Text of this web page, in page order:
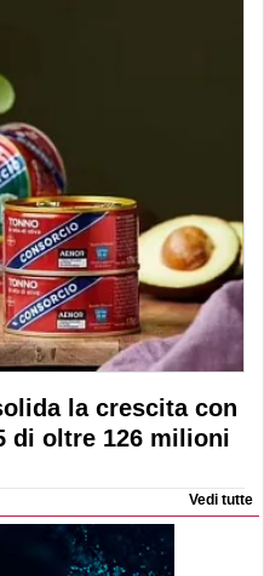
la crescita con
di oltre 126 milioni
Vedi tutte